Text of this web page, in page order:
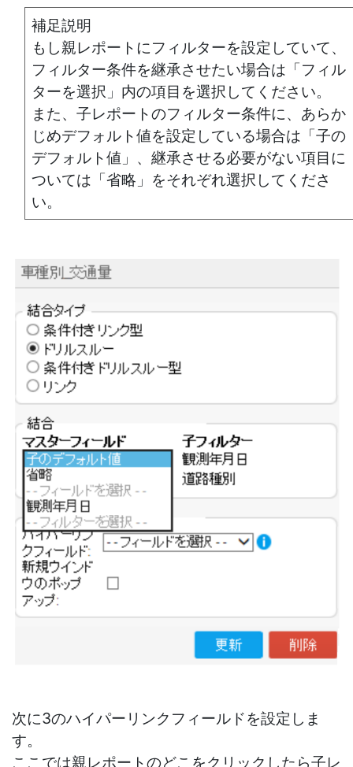
補足説明
もし親レポートにフィルターを設定していて、
フィルター条件を継承させたい場合は「フィル
ターを選択」内の項目を選択してください。
また、子レポートのフィルター条件に、あらか
じめデフォルト値を設定している場合は「子の
デフォルト値」、継承させる必要がない項目に
ついては「省略」をそれぞれ選択してくださ
い。
次に3のハイパーリンクフィールドを設定しま
す。
ここでは親レポートのどこをクリックしたら子レ